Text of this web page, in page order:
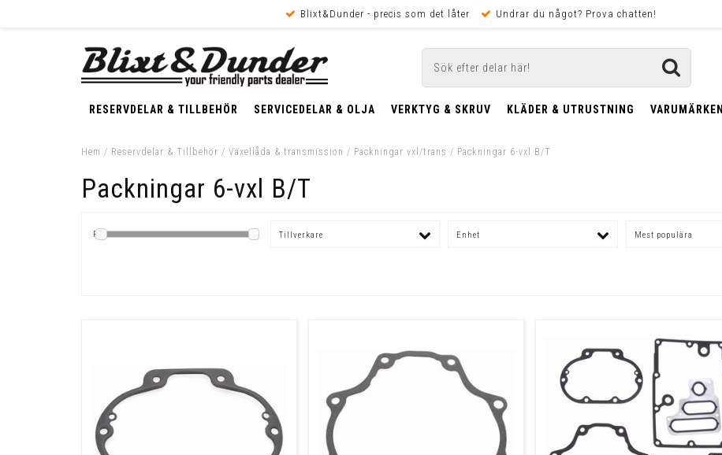
Blixt&Dunder - precis som det låter Undrar du något? Prova chatten!
RESERVDELAR & TILLBEHÖR SERVICEDELAR & OLJA VERKTYG & SKRUV KLÄDER & UTRUSTNING VARUMÄRKEN
Hem / Reservdelar & Tillbehör / Växellåda & transmission / Packningar vxl/trans / Packningar 6-vxl B/T
Packningar 6-vxl B/T
Mest populära
Pris Tillverkare Enhet